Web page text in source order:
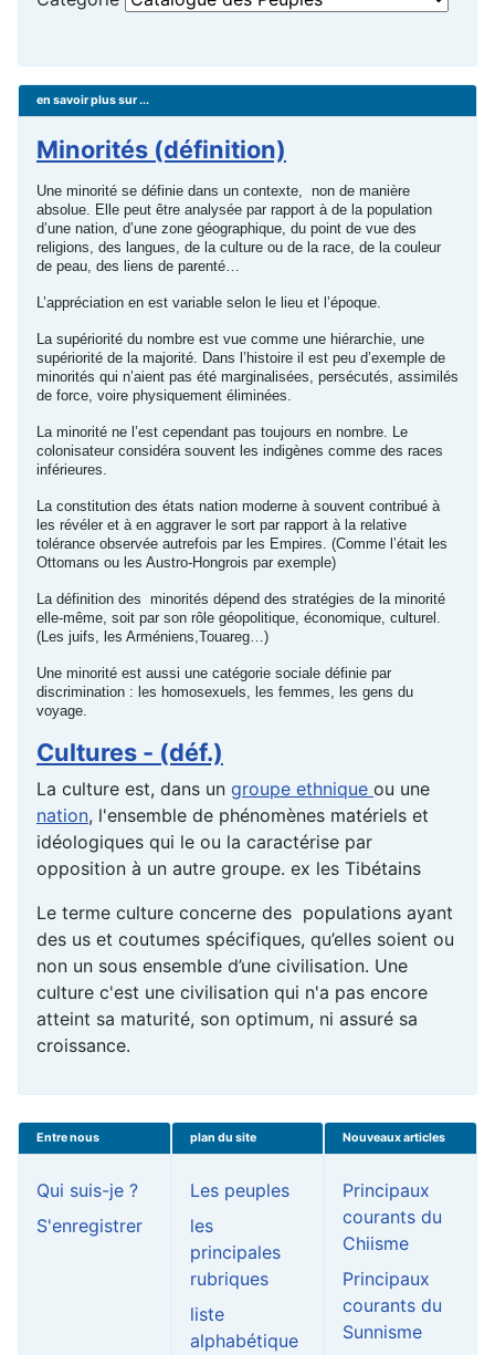
en savoir plus sur ...
Minorités (définition)
Une minorité se définie dans un contexte, non de manière
absolue. Elle peut être analysée par rapport à de la population
d’une nation, d’une zone géographique, du point de vue des
religions, des langues, de la culture ou de la race, de la couleur
de peau, des liens de parenté…
L’appréciation en est variable selon le lieu et l’époque.
La supériorité du nombre est vue comme une hiérarchie, une
supériorité de la majorité. Dans l’histoire il est peu d’exemple de
minorités qui n’aient pas été marginalisées, persécutés, assimilés
de force, voire physiquement éliminées.
La minorité ne l’est cependant pas toujours en nombre. Le
colonisateur considéra souvent les indigènes comme des races
inférieures.
La constitution des états nation moderne à souvent contribué à
les révéler et à en aggraver le sort par rapport à la relative
tolérance observée autrefois par les Empires. (Comme l’était les
Ottomans ou les Austro-Hongrois par exemple)
La définition des minorités dépend des stratégies de la minorité
elle-même, soit par son rôle géopolitique, économique, culturel.
(Les juifs, les Arméniens,Touareg…)
Une minorité est aussi une catégorie sociale définie par
discrimination : les homosexuels, les femmes, les gens du
voyage.
Cultures - (déf.)
La culture est, dans un groupe ethnique ou une
nation, l'ensemble de phénomènes matériels et
idéologiques qui le ou la caractérise par
opposition à un autre groupe. ex les Tibétains
Le terme culture concerne des populations ayant
des us et coutumes spécifiques, qu’elles soient ou
non un sous ensemble d’une civilisation. Une
culture c'est une civilisation qui n'a pas encore
atteint sa maturité, son optimum, ni assuré sa
croissance.
Entre nous
Qui suis-je ?
S'enregistrer
plan du site
Les peuples
les
principales
rubriques
liste
alphabétique
Nouveaux articles
Principaux
courants du
Chiisme
Principaux
courants du
Sunnisme